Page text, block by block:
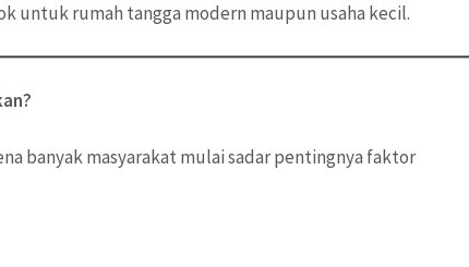
untuk rumah tangga modern maupun usaha kecil.
banyak masyarakat mulai sadar pentingnya faktor